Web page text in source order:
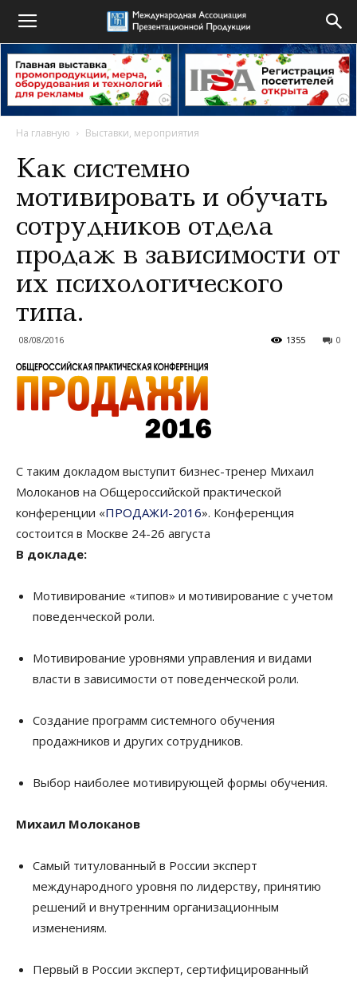
На главную Выставки, мероприятия
Как системно
мотивировать и обучать
сотрудников отдела
продаж в зависимости от
их психологического
типа.
08/08/2016 0
1355
С таким докладом выступит бизнес-тренер Михаил
Молоканов на Общероссийской практической
конференции «ПРОДАЖИ-2016». Конференция
состоится в Москве 24-26 августа
В докладе:
Мотивирование «типов» и мотивирование с учетом
поведенческой роли.
Мотивирование уровнями управления и видами
власти в зависимости от поведенческой роли.
Создание программ системного обучения
продажников и других сотрудников.
Выбор наиболее мотивирующей формы обучения.
Михаил Молоканов
Cамый титулованный в России эксперт
международного уровня по лидерству, принятию
решений и внутренним организационным
изменениям.
Первый в России эксперт, сертифицированный